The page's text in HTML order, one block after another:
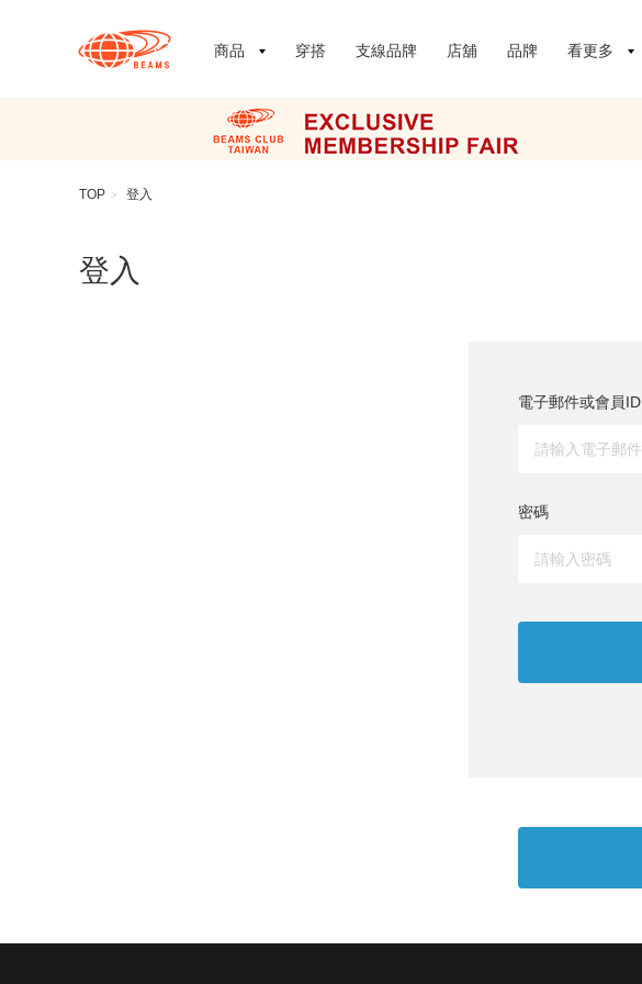
商品 穿搭 支線品牌 店舖 品牌 看更多
TOP > 登入
登入
電子郵件或會員ID
密碼